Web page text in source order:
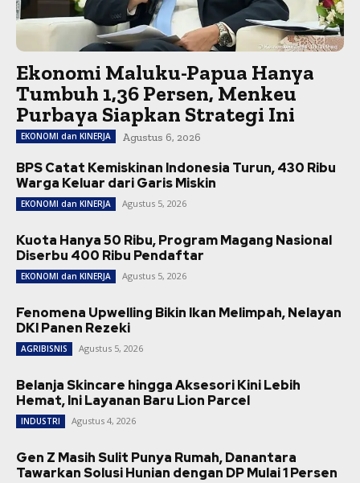
Ekonomi Maluku-Papua Hanya
Tumbuh 1,36 Persen, Menkeu
Purbaya Siapkan Strategi Ini
EKONOMI dan KINERJA Agustus 6, 2026
BPS Catat Kemiskinan Indonesia Turun, 430 Ribu
Warga Keluar dari Garis Miskin
EKONOMI dan KINERJA Agustus 5, 2026
Kuota Hanya 50 Ribu, Program Magang Nasional
Diserbu 400 Ribu Pendaftar
EKONOMI dan KINERJA Agustus 5, 2026
Fenomena Upwelling Bikin Ikan Melimpah, Nelayan
DKI Panen Rezeki
AGRIBISNIS Agustus 5, 2026
Belanja Skincare hingga Aksesori Kini Lebih
Hemat, Ini Layanan Baru Lion Parcel
INDUSTRI Agustus 4, 2026
Gen Z Masih Sulit Punya Rumah, Danantara
Tawarkan Solusi Hunian dengan DP Mulai 1 Persen